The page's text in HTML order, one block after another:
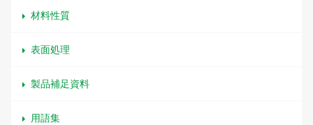
材料性質
表面処理
製品補足資料
用語集